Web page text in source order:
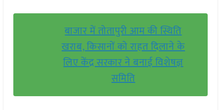
बाजार में तोतापुरी आम की स्थिति
खराब, किसानों को राहत दिलाने के
लिए केंद्र सरकार ने बनाई विशेषज्ञ
समिति